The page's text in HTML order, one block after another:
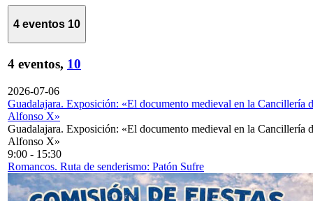
4 eventos 10
4 eventos, 10
2026-07-06
Guadalajara. Exposición: «El documento medieval en la Cancillería
Alfonso X»
Guadalajara. Exposición: «El documento medieval en la Cancillería
Alfonso X»
9:00 - 15:30
Romancos. Ruta de senderismo: Patón Sufre